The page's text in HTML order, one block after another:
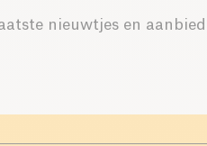
nieuwtjes en